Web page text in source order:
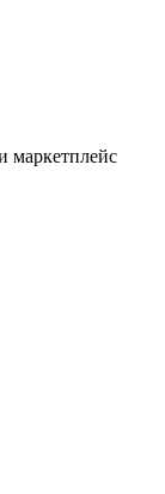
маркетплейс